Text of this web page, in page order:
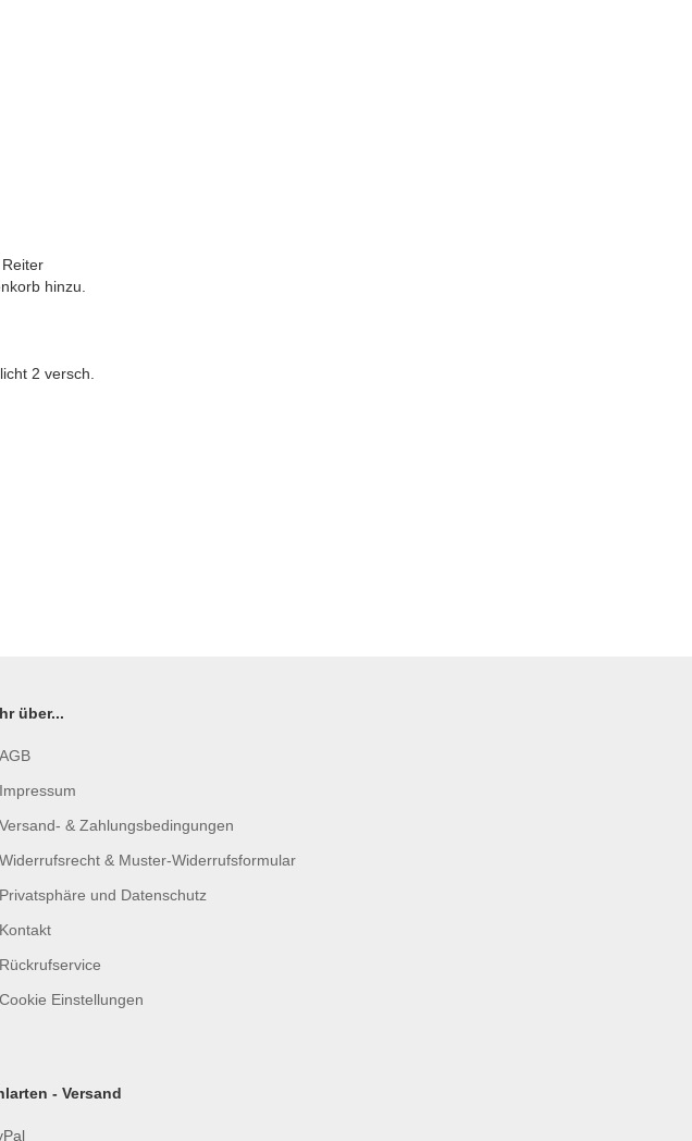
hinzu.
über...
AGB
Impressum
Versand- & Zahlungsbedingungen
Widerrufsrecht & Muster-Widerrufsformular
Privatsphäre und Datenschutz
Kontakt
Rückrufservice
Cookie Einstellungen
- Versand